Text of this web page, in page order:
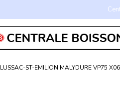
LUSSAC-ST-EMILION MALYDURE VP75 X06